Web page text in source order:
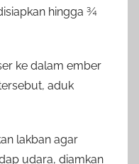
hingga ¾
ke dalam ember
aduk
lakban agar
udara, diamkan